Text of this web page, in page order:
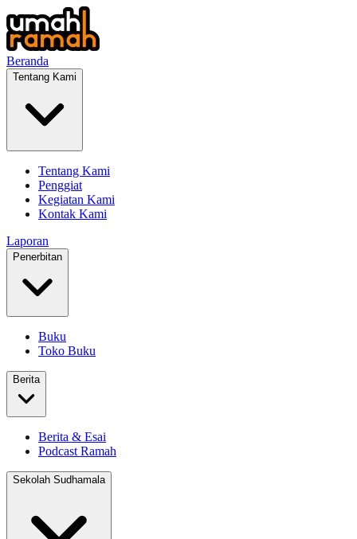
Beranda
Tentang Kami
Tentang Kami
Penggiat
Kegiatan Kami
Kontak Kami
Laporan
Penerbitan
Buku
Toko Buku
Berita
Berita & Esai
Podcast Ramah
Sekolah Sudhamala